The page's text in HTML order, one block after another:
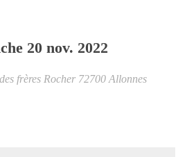
20 nov. 2022
frères Rocher 72700 Allonnes